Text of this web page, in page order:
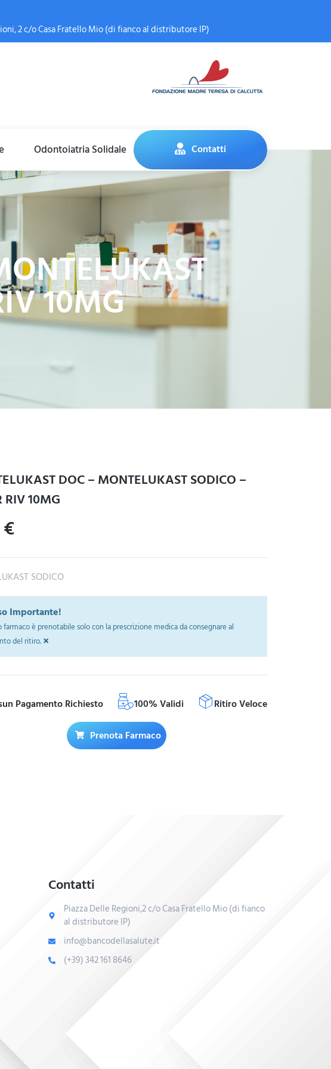
2 c/o Casa Fratello Mio (di fianco al distributore IP)
Odontoiatria Solidale Contatti
10MG
DOC – MONTELUKAST SODICO –
RIV 10MG
€
SODICO
Importante!
farmaco è prenotabile solo con la prescrizione medica da consegnare al
del ritiro.×
Pagamento Richiesto 100% Validi Ritiro Veloce
Prenota Farmaco
Contatti
Piazza Delle Regioni,2 c/o Casa Fratello Mio (di fianco
al distributore IP)
info@bancodellasalute.it
(+39) 342 161 8646